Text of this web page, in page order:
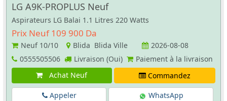
LG A9K-PROPLUS Neuf
Aspirateurs LG Balai 1.1 Litres 220 Watts
Prix Neuf 109 900 Da
Neuf 10/10 Blida Blida Ville
2026-08-08
0555505506
Livraison (Oui)
Paiement à la livraison
Achat Neuf
Commandez
Appeler WhatsApp